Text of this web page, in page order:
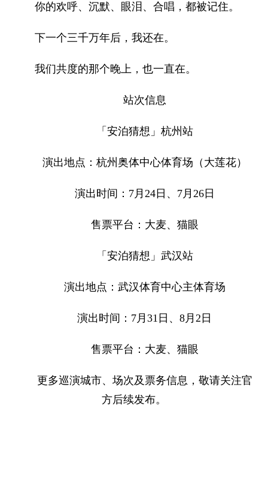
你的欢呼、沉默、眼泪、合唱，都被记住。
下一个三千万年后，我还在。
我们共度的那个晚上，也一直在。
站次信息
「安泊猜想」杭州站
演出地点：杭州奥体中心体育场（大莲花）
演出时间：7月24日、7月26日
售票平台：大麦、猫眼
「安泊猜想」武汉站
演出地点：武汉体育中心主体育场
演出时间：7月31日、8月2日
售票平台：大麦、猫眼
更多巡演城市、场次及票务信息，敬请关注官
方后续发布。